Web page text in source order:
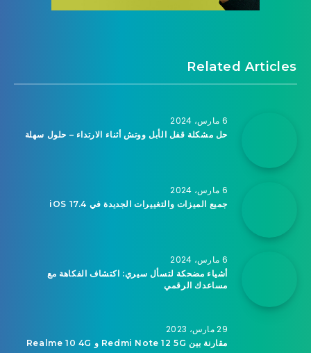
Related Articles
6 مارس، 2024
حل مشكلة قفل الأبل ووتش أثناء الارتداء – حلول سهلة
6 مارس، 2024
جميع الميزات والتغييرات الجديدة في iOS 17.4
6 مارس، 2024
أشياء مضحكة لتسأل سيري: اكتشاف الفكاهة مع
مساعدك الرقمي
29 مارس، 2023
مقارنة بين Redmi Note 12 5G و Realme 10 4G